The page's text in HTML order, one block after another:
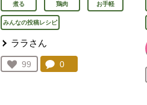
煮る 鶏肉 お手軽
みんなの投稿レシピ
ララさん
お気に入り登録：
99
人が登録
コメント：
0